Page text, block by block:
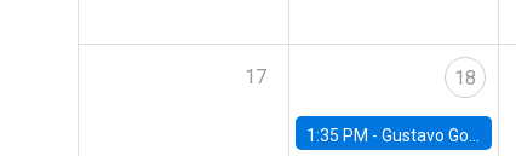
17 18
1:35 PM - Gustavo González, Banco Central de Chile